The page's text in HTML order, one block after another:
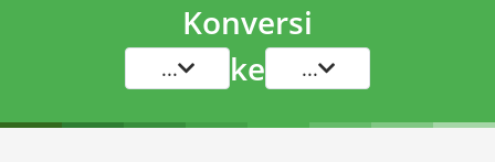
Konversi
... ke ...